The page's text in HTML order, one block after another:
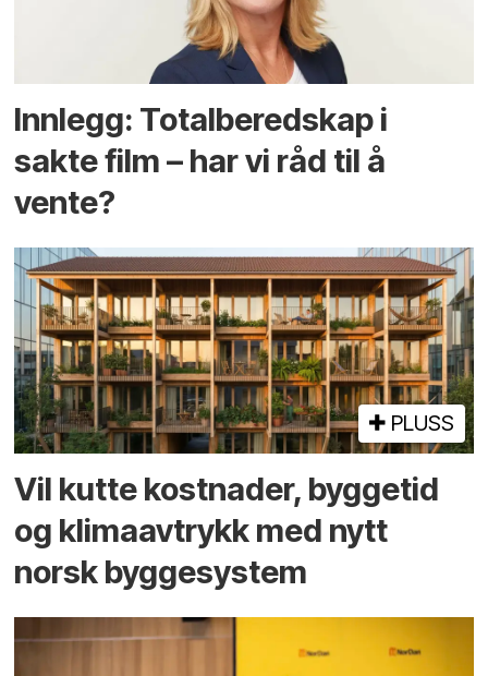
Innlegg: Totalberedskap i
sakte film – har vi råd til å
vente?
PLUSS
Vil kutte kostnader, byggetid
og klima­avtrykk med nytt
norsk bygge­system